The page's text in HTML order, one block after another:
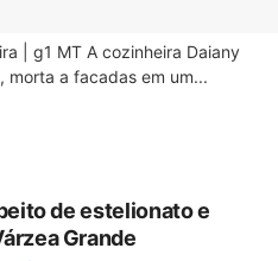
| g1 MT A cozinheira Daiany
morta a facadas em um...
de estelionato e
Grande